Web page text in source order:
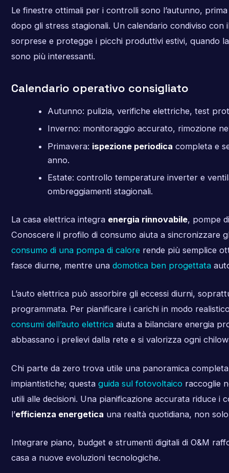
Le finestre ottimali per i controlli sono l’autunno,
dopo gli stress stagionali. Un calendario condiviso con
sorprese e protegge i picchi produttivi estivi, quando
sono più interessanti.
Calendario operativo consigliato
Autunno: pulizia, verifiche elettriche, test
Inverno: monitoraggio accurato, rimozione
Primavera: ispezione periodica completa e
anno.
Estate: controllo temperature inverter e
ombreggiamenti stagionali.
La casa elettrica integra energia rinnovabile, pompe
Conoscere il profilo di consumo aiuta a sincronizzare
consumo di una pompa di calore rende più semplice
fasce diurne, mentre una domotica ben progettata
L’auto elettrica può assorbire gli eccessi diurni,
programmata. Per pianificare i carichi in modo
consumi dell’auto elettricaaiuta a bilanciare energia
abbassano i prelievi dalla rete e si valorizza ogni
Chi parte da zero trova utile una panoramica
impiantistiche; questa guida sul fotovoltaico raccoglie
utili alle decisioni. Una pianificazione accurata riduce i
l’efficienza energetica una realtà quotidiana, non
Integrare piano, budget e strumenti digitali di O&M
casa a nuove evoluzioni tecnologiche.